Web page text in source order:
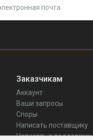
Заказчикам
Аккаунт
Ваши запросы
Споры
Написать поставщику
Написать в поддержку